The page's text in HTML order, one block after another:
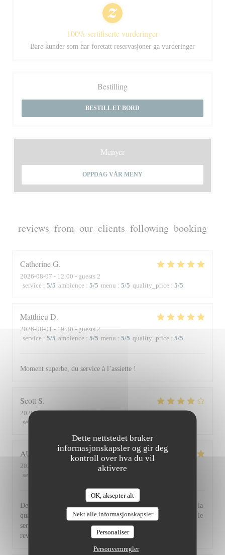
Dette nettstedet bruker
informasjonskapsler og gir deg
kontroll over hva du vil
aktivere
OK, aksepter alt
Nekt alle informasjonskapsler
Personaliser
Personvernregler
reviews_from_our_clients_following_booking
CatherineG
2026-08-07 - 12:00 - guests 2
service : 5/5 ambience : 5/5 menu : 5/5 quality_price : 5/5
Matthieu D
2026-08-01 - 19:30 - guests 2
service : 5/5 ambience : 5/5 menu : 5/5 quality_price : 5/5
Moment superbe, du service à l’assiette !
Scott S
2026-07-30- 19:45 - guests 3
service
AUDE
2026-07-30
- 19:30 - guests 2
service
De l'accueil souriant et chaleureux comme à la maison jusqu'à la
qualité et la présentation de l'assiette (poissons) en passant par le
service du vin, nous avons apprécié ce dîner et souhaitons
revenir. Bravo & merci +++
100% sertifiserte vurderinger
Bare kunder som har foretatt reservasjoner ga vurderinger
Bestilling
BESTILL ET BORD
Menyer
OPPDAG VÅR MENY